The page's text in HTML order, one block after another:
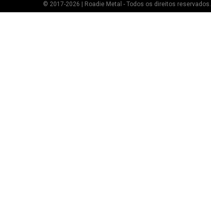
© 2017-2026 | Roadie Metal - Todos os direitos reservados.